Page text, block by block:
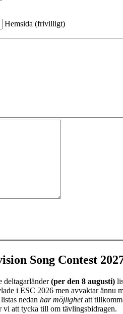
Hemsida (frivilligt)
Song Contest
deltagarländer(per den 8 augusti)
i ESC 2026 men avvaktar ännu
nedan har möjlighetatt
vi att tycka till om tävlingsbidragen.